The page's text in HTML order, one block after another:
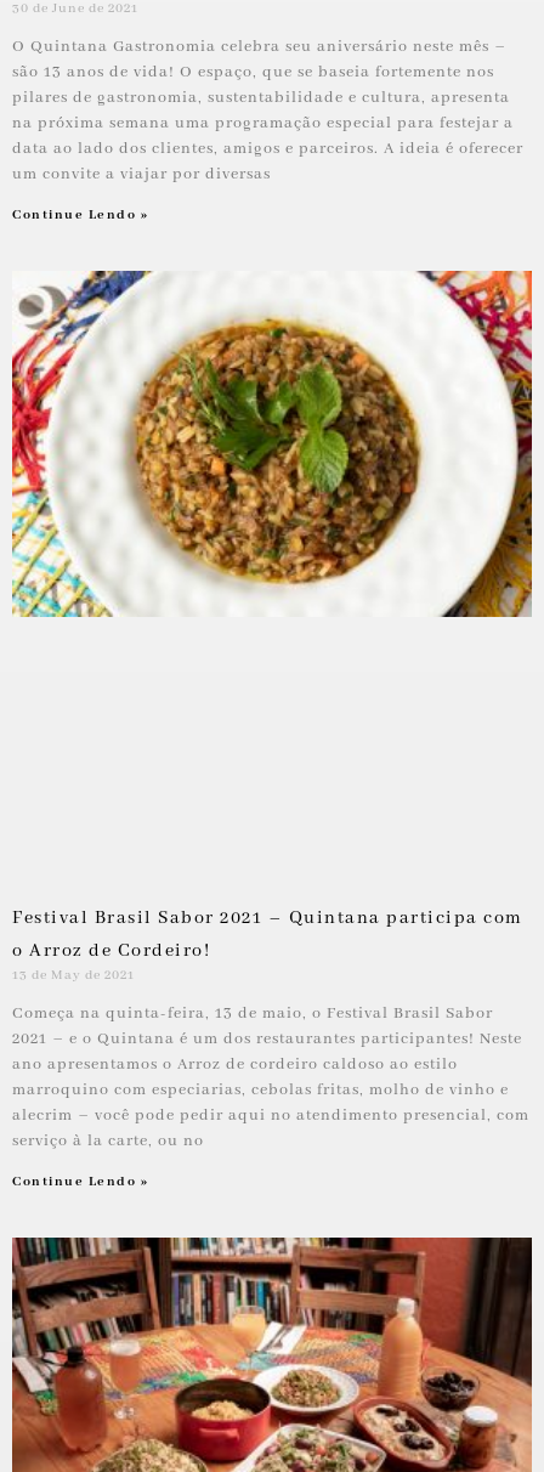
30 de June de 2021
O Quintana Gastronomia celebra seu aniversário neste mês –
são 13 anos de vida! O espaço, que se baseia fortemente nos
pilares de gastronomia, sustentabilidade e cultura, apresenta
na próxima semana uma programação especial para festejar a
data ao lado dos clientes, amigos e parceiros. A ideia é oferecer
um convite a viajar por diversas
Continue Lendo »
Festival Brasil Sabor 2021 – Quintana participa com
o Arroz de Cordeiro!
13 de May de 2021
Começa na quinta-feira, 13 de maio, o Festival Brasil Sabor
2021 – e o Quintana é um dos restaurantes participantes! Neste
ano apresentamos o Arroz de cordeiro caldoso ao estilo
marroquino com especiarias, cebolas fritas, molho de vinho e
alecrim – você pode pedir aqui no atendimento presencial, com
serviço à la carte, ou no
Continue Lendo »